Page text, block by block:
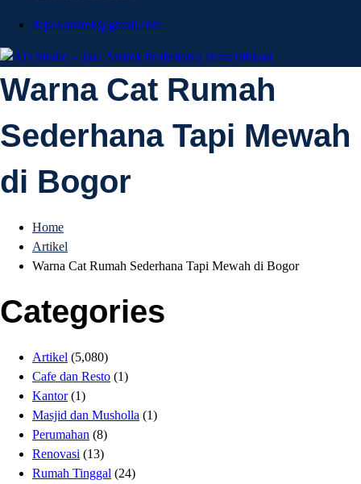
depokarsitek@gmail.com
AD Studio – Jasa
Arsitek Profesional
Bersertifikasi
AD Studio – Jasa Arsitek Profesional Bersertifikasi
Warna Cat Rumah
Sederhana Tapi Mewah
di Bogor
Home
Artikel
Warna Cat Rumah Sederhana Tapi Mewah di Bogor
Categories
Artikel (5,080)
Cafe dan Resto (1)
Kantor(1)
Masjid dan Musholla (1)
Perumahan (8)
Renovasi (13)
Rumah Tinggal (24)